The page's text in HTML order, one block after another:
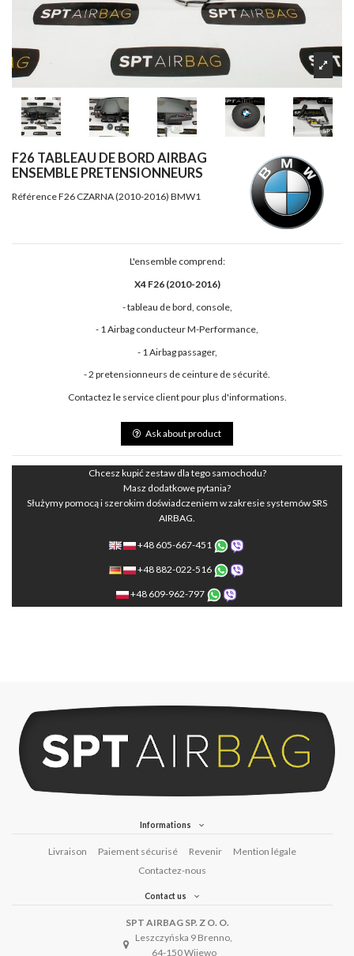
F26 TABLEAU DE BORD AIRBAG
ENSEMBLE PRETENSIONNEURS
RéférenceF26 CZARNA (2010-2016) BMW1
L'ensemble comprend:
X4 F26 (2010-2016)
- tableau de bord, console,
- 1 Airbag conducteur M-Performance,
- 1 Airbag passager,
- 2 pretensionneurs de ceinture de sécurité.
Contactez le service client pour plus d'informations.
Ask about product
Chcesz kupić zestaw dla tego samochodu?
Masz dodatkowe pytania?
Służymy pomocą i szerokim doświadczeniem w zakresie systemów SRS
AIRBAG.
+48 605-667-451
+48 882-022-516
+48 609-962-797
Informations
Livraison Paiement sécurisé Revenir
Mention légale
Contactez-nous
Contact us
SPT AIRBAG SP. Z O. O.
Leszczyńska 9 Brenno,
64-150 Wijewo